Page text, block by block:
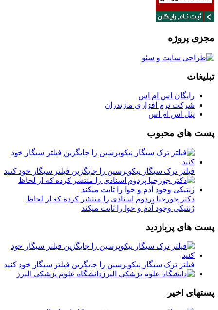
مجزی پروژه
تبلیغات
رایگان اس ام اس
شرکت نرم افزاری مازندران
پنل اس ام اس
پست های محبوب
فیلتر ترک سیگار نیکوپرسین را جایگزین فیلتر سیگار خود کنید
دکتر جورجیا پردوم اسنادی را منتشر کرده که از لحاظ
ژنتیکی وجود آدم و حوا را ثابت میکند
پست های پربازدید
فیلتر ترک سیگار نیکوپرسین را جایگزین فیلتر سیگار خود کنید
دانشگاه علوم پزشکی البرز
پستهای اخیر